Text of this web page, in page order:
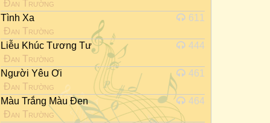
Đan Trường
Tình Xa
Đan Trường
611
Liễu Khúc Tương Tư
Đan Trường
444
Người Yêu Ơi
Đan Trường
461
Màu Trắng Màu Đen
Đan Trường
464